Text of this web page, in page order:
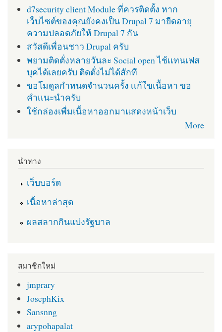
d7security client Module ที่ควรติดตั้ง หาก
เว็บไซต์ของคุณยังคงเป็น Drupal 7 มายืดอายุ
ความปลอดภัยให้ Drupal 7 กัน
สวัสดีเพื่อนชาว Drupal ครับ
พยามติดตั่งหลายวันละ Social open ไช้เเทนเฟส
บุคได้เลยครับ ติดตั่งไม่ได้สักที
ขอโมดูลกำหนดจำนวนครั้ง เเก้ใขเนื้อหา ขอ
คำเเนะนำครับ
ใช้กล่องเพื่มเนื้อหาออกมาแสดงหน้าเว็บ
More
นำทาง
เว็บบอร์ด
เนื้อหาล่าสุด
ผลสลากกินแบ่งรัฐบาล
สมาชิกใหม่
jmprary
JosephKix
Sansnng
arypohapalat